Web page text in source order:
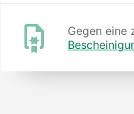
Gegen eine